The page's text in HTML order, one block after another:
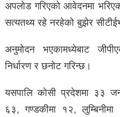
अपलोड गरिएको आवेदनमा
सत्यतथ्य रहे नरहेको बुझेर
अनुमोदन भएकामध्येबाट
निर्धारण र छनोट गरिन्छ।
यसपालि कोसी प्रदेशमा ३३
६३, गण्डकीमा १२,